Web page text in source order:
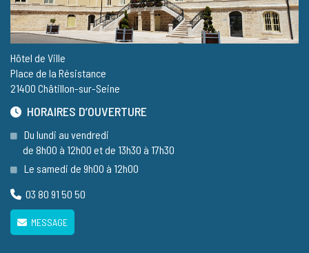
Hôtel de Ville
Place de la Résistance
21400 Châtillon-sur-Seine
HORAIRES D’OUVERTURE
Du lundi au vendredi
de 8h00 à 12h00 et de 13h30 à 17h30
Le samedi de 9h00 à 12h00
03 80 91 50 50
MESSAGE